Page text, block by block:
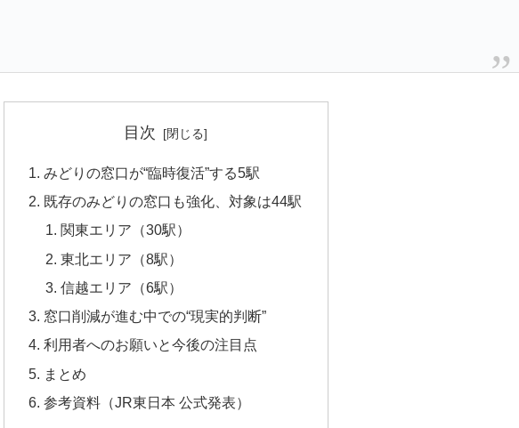
目次
みどりの窓口が“臨時復活”する5駅
既存のみどりの窓口も強化、対象は44駅
関東エリア（30駅）
東北エリア（8駅）
信越エリア（6駅）
窓口削減が進む中での“現実的判断”
利用者へのお願いと今後の注目点
まとめ
参考資料（JR東日本 公式発表）